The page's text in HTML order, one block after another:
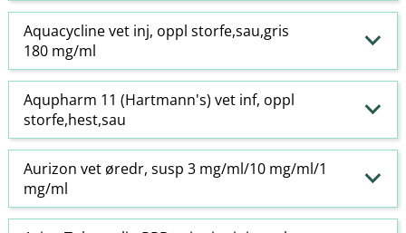
Aquacycline vet inj, oppl storfe,sau,gris
180 mg/ml
Aqupharm 11 (Hartmann's) vet inf, oppl
storfe,hest,sau
Aurizon vet øredr, susp 3 mg/ml/10 mg/ml/1
mg/ml